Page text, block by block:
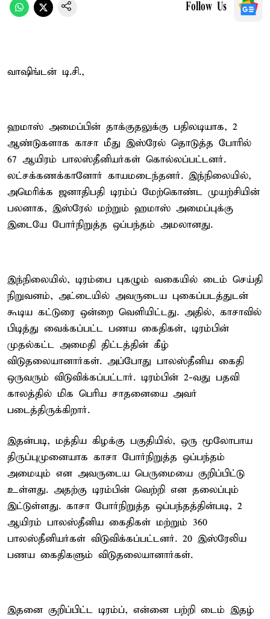
Follow Us
வாஷிங்டன் டி.சி.,
ஹமாஸ் அமைப்பின் தாக்குதலுக்கு பதிலடியாக, 2
ஆண்டுகளாக காசா மீது இஸ்ரேல் தொடுத்த போரில்
67 ஆயிரம் பாலஸ்தீனியர்கள் கொல்லப்பட்டனர்.
லட்சக்கணக்கானோர் காயமடைந்தனர். இந்நிலையில்,
அமெரிக்க ஜனாதிபதி டிரம்ப் மேற்கொண்ட முயற்சியின்
பலனாக, இஸ்ரேல் மற்றும் ஹமாஸ் அமைப்புக்கு
இடையே போர்நிறுத்த ஒப்பந்தம் அமலானது.
இந்நிலையில், டிரம்பை புகழும் வகையில் டைம் செய்தி
நிறுவனம், அட்டையில் அவருடைய புகைப்படத்துடன்
கூடிய கட்டுரை ஒன்றை வெளியிட்டது. அதில், காசாவில்
பிடித்து வைக்கப்பட்ட பணய கைதிகள், டிரம்பின்
முதல்கட்ட அமைதி திட்டத்தின் கீழ்
விடுதலையானார்கள். அப்போது பாலஸ்தீனிய கைதி
ஒருவரும் விடுவிக்கப்பட்டார். டிரம்பின் 2-வது பதவி
காலத்தில் மிக பெரிய சாதனையை அவர்
படைத்திருக்கிறார்.
இதன்படி, மத்திய கிழக்கு பகுதியில், ஒரு மூலோபாய
திருப்புமுனையாக காசா போர்நிறுத்த ஒப்பந்தம்
அமையும் என அவருடைய பெருமையை குறிப்பிட்டு
உள்ளது. அதற்கு டிரம்பின் வெற்றி என தலைப்பும்
இட்டுள்ளது. காசா போர்நிறுத்த ஒப்பந்தத்தின்படி, 2
ஆயிரம் பாலஸ்தீனிய கைதிகள் மற்றும் 360
பாலஸ்தீனியர்கள் விடுவிக்கப்பட்டனர். 20 இஸ்ரேலிய
பணய கைதிகளும் விடுதலையானார்கள்.
இதனை குறிப்பிட்ட டிரம்ப், என்னை பற்றி டைம் இதழ்